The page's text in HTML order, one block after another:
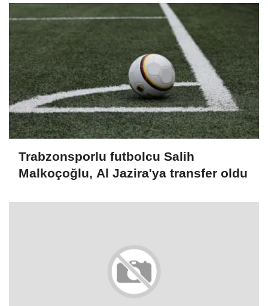
Trabzonsporlu futbolcu Salih
Malkoçoğlu, Al Jazira'ya transfer oldu